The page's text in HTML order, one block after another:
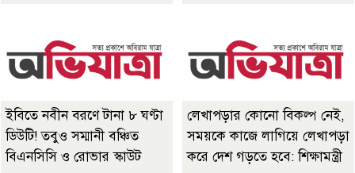
ইবিতে নবীন বরণে টানা ৮ ঘণ্টা
ডিউটি! তবুও সম্মানী বঞ্চিত
বিএনসিসি ও রোভার স্কাউট
লেখাপড়ার কোনো বিকল্প নেই,
সময়কে কাজে লাগিয়ে লেখাপড়া
করে দেশ গড়তে হবে: শিক্ষামন্ত্রী